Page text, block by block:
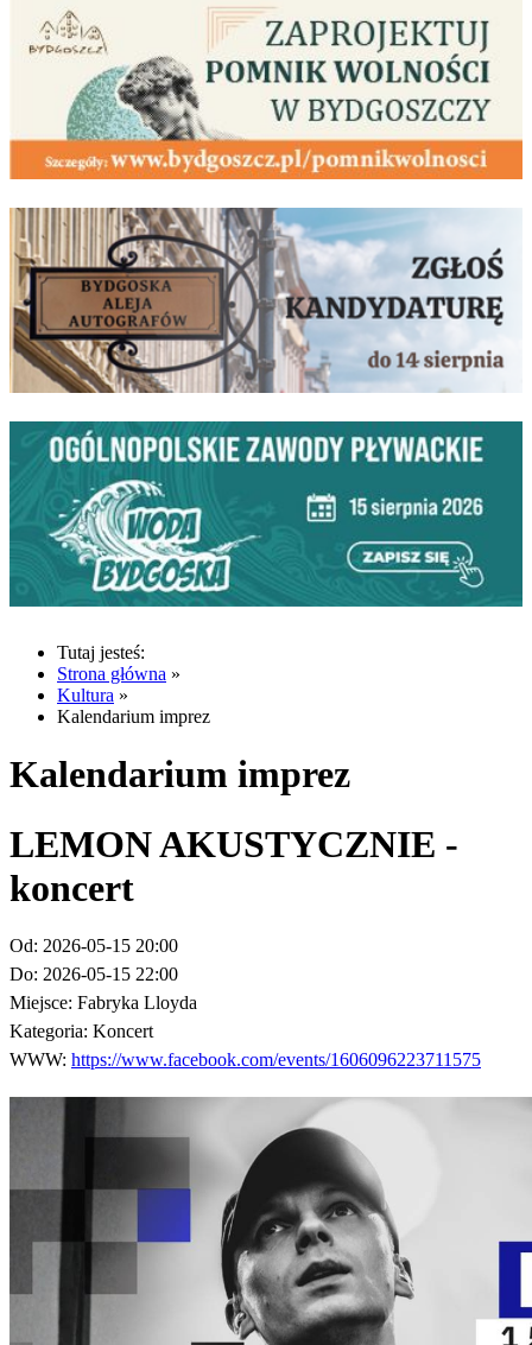
Tutaj jesteś:
Strona główna »
Kultura »
Kalendarium imprez
Kalendarium imprez
LEMON AKUSTYCZNIE -
koncert
Od: 2026-05-15 20:00
Do: 2026-05-15 22:00
Miejsce: Fabryka Lloyda
Kategoria: Koncert
WWW: https://www.facebook.com/events/1606096223711575